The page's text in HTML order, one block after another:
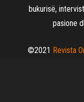
bukurisë,
pasione
©2021 Revista